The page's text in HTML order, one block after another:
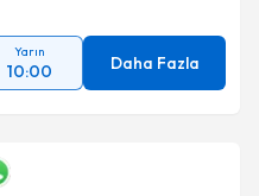
Yarın
10:00 Daha Fazla